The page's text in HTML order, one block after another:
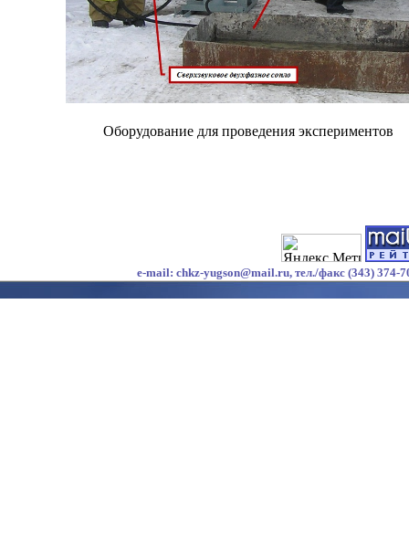
Оборудование для проведения экспериментов
e-mail: chkz-yugson@mail.ru, тел./факс (343) 374-